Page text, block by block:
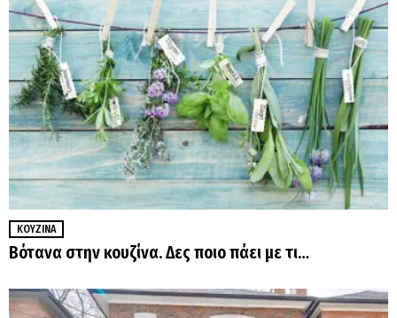
ΚΟΥΖΊΝΑ
Βότανα στην κουζίνα. Δες ποιο πάει με τι…